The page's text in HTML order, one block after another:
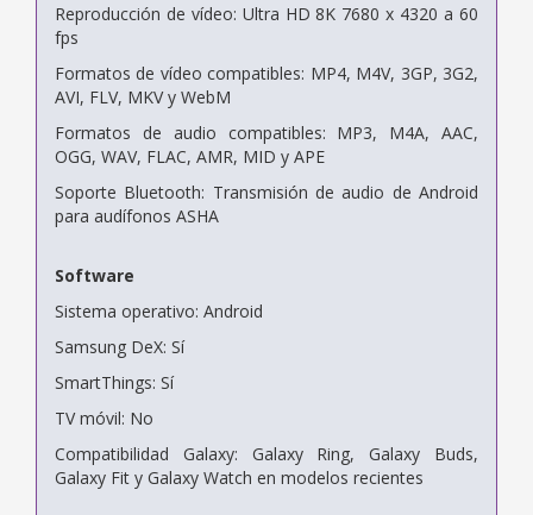
Reproducción de vídeo: Ultra HD 8K 7680 x 4320 a 60
fps
Formatos de vídeo compatibles: MP4, M4V, 3GP, 3G2,
AVI, FLV, MKV y WebM
Formatos de audio compatibles: MP3, M4A, AAC,
OGG, WAV, FLAC, AMR, MID y APE
Soporte Bluetooth: Transmisión de audio de Android
para audífonos ASHA
Software
Sistema operativo: Android
Samsung DeX: Sí
SmartThings: Sí
TV móvil: No
Compatibilidad Galaxy: Galaxy Ring, Galaxy Buds,
Galaxy Fit y Galaxy Watch en modelos recientes